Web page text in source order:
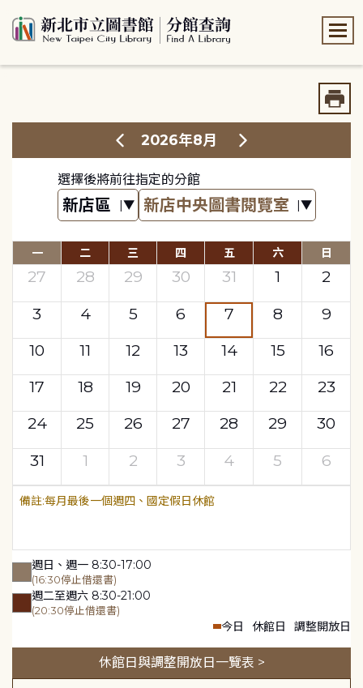
2026年8月
選擇後將前往指定的分館
一 二 三 四 五 六 日
27 28 29 30 31 1
2
3
4 5 6 7 8
9
10
11 12 13 14 15
16
17
18 19 20 21 22
23
24
25 26 27 28 29
30
31
1 2 3 4 5 6
每月最後一個週四、國定假日休館
週日、週一 8:30-17:00
(16:30停止借還書)
週二至週六 8:30-21:00
(20:30停止借還書)
今日 休館日 調整開放日
休館日與調整開放日一覽表 >